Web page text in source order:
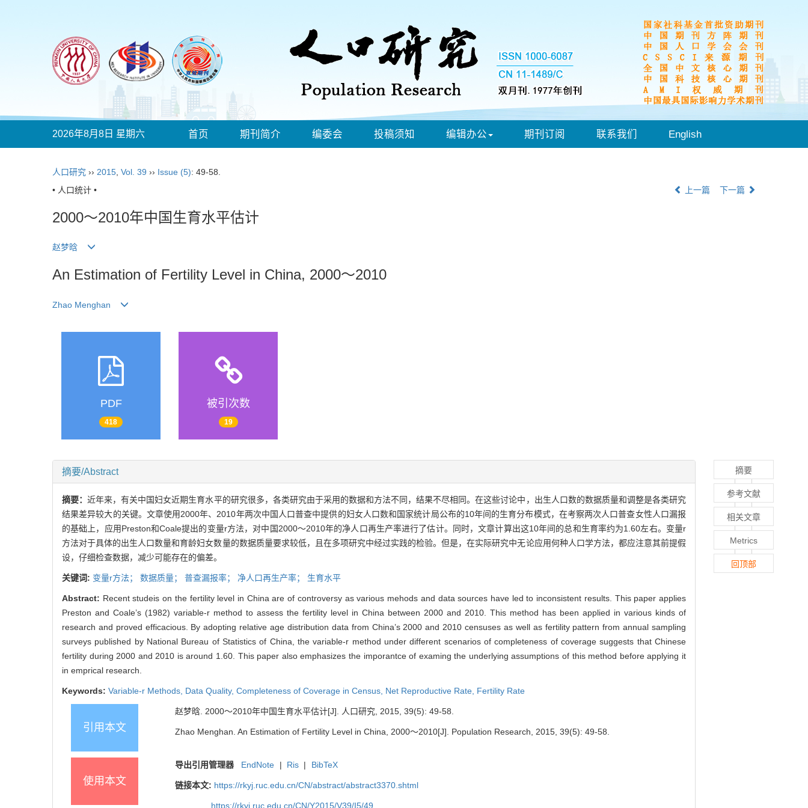
2026年8月8日 星期六 首页 期刊简介 编委会 投稿须知 编辑办公 期刊订阅 联系我们 English
人口研究 ›› 2015 Vol. 39 ›› Issue (5): 49-58.
• 人口统计 •
上一篇 下一篇
2000～2010年中国生育水平估计
赵梦晗
An Estimation of Fertility Level in China, 2000～2010
Zhao Menghan
PDF
418
被引次数
19
摘要/Abstract
摘要：近年来，有关中国妇女近期生育水平的研究很多，各类研究由于采用的数据和方法不同，结果不尽相同。在这些讨论中，出生人口数的数据质量和调整是各类研究
结果差异较大的关键。文章使用2000年、2010年两次中国人口普查中提供的妇女人口数和国家统计局公布的10年间的生育分布模式，在考察两次人口普查女性人口漏报
的基础上，应用Preston和Coale提出的变量r方法，对中国2000～2010年的净人口再生产率进行了估计。同时，文章计算出这10年间的总和生育率约为1.60左右。变量r
方法对于具体的出生人口数量和育龄妇女数量的数据质量要求较低，且在多项研究中经过实践的检验。但是，在实际研究中无论应用何种人口学方法，都应注意其前提假
设，仔细检查数据，减少可能存在的偏差。
关键词: 变量r方法； 数据质量； 普查漏报率； 净人口再生产率； 生育水平
Abstract: Recent studeis on the fertility level in China are of controversy as various mehods and data sources have led to inconsistent results. This paper applies
Preston and Coale’s (1982) variable-r method to assess the fertility level in China between 2000 and 2010. This method has been applied in various kinds of
research and proved efficacious. By adopting relative age distribution data from China’s 2000 and 2010 censuses as well as fertility pattern from annual sampling
surveys published by National Bureau of Statistics of China, the variable-r method under different scenarios of completeness of coverage suggests that Chinese
fertility during 2000 and 2010 is around 1.60. This paper also emphasizes the imporantce of examing the underlying assumptions of this method before applying it
in emprical research.
Keywords: Variable-r Methods, Data Quality, Completeness of Coverage in Census, Net Reproductive Rate, Fertility Rate
引用本文
赵梦晗. 2000～2010年中国生育水平估计[J]. 人口研究, 2015, 39(5): 49-58.
Zhao Menghan. An Estimation of Fertility Level in China, 2000～2010[J]. Population Research, 2015, 39(5): 49-58.
使用本文
导出引用管理器 EndNote | Ris | BibTeX
链接本文: https://rkyj.ruc.edu.cn/CN/abstract/abstract3370.shtml
https://rkyj.ruc.edu.cn/CN/Y2015/V39/I5/49
摘要
参考文献
相关文章
Metrics
回顶部